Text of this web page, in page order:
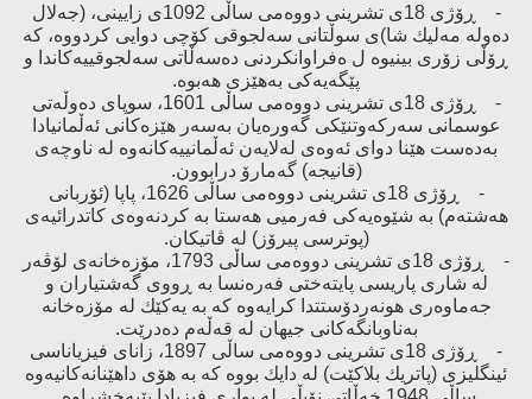
- ڕۆژی 18ی تشرینی دووەمی ساڵی 1092ی زایینی، (جەلال
دەولە مەلیك شا)ی سوڵتانی سەلجوقی كۆچی دوایی كردووە، كە
ڕۆڵی زۆری بینیوە ل ەفراوانكردنی دەسەڵاتی سەلجوقییەكاندا ‌و
پێگەیەكی بەهێزی هەبوە.
- ڕۆژی 18ی تشرینی دووەمی ساڵی 1601، سوپای دەوڵەتی
عوسمانی سەركەوتنێكی گەورەیان بەسەر هێزەكانی ئەڵمانیادا
بەدەست هێنا دوای ئەوەی لەلایەن ئەڵمانییەكانەوە لە ناوچەی
(قانیجە) گەمارۆ درابوون.
- ڕۆژی 18ی تشرینی دووەمی ساڵی 1626، پاپا (ئۆربانی
هەشتەم) بە شێوەیەكی فەرمیی هەستا بە كردنەوەی كاتدرائیەی
(پوترسی پیرۆز) لە ڤاتیكان.
- ڕۆژی 18ی تشرینی دووەمی ساڵی 1793، مۆزەخانەی لۆڤەر
لە شاری پاریسی پایتەختی فەرەنسا بە ڕووی گەشتیاران ‌و
جەماوەری هونەردۆستتدا كرایەوە كە بە یەكێك لە مۆزەخانە
بەناوبانگەكانی جیهان لە قەڵەم دەدرێت.
- ڕۆژی 18ی تشرینی دووەمی ساڵی 1897، زانای فیزیاناسی
ئینگلیزی (پاتریك بلاكێت) لە دایك بووە كە بە هۆی داهێنانەكانیەوە